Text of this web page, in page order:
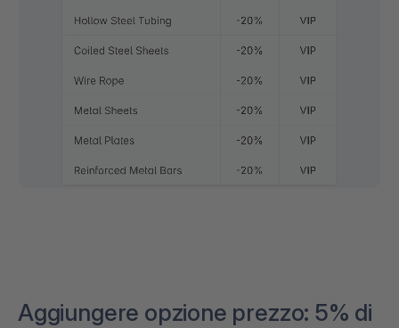
Aggiungere opzione prezzo: 5% di